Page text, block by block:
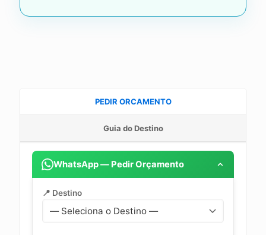
PEDIR ORCAMENTO
Guia do Destino
WhatsApp — Pedir Orçamento
📍 Destino